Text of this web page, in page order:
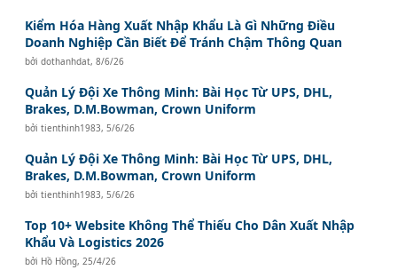
Kiểm Hóa Hàng Xuất Nhập Khẩu Là Gì Những Điều
Doanh Nghiệp Cần Biết Để Tránh Chậm Thông Quan
bởidothanhdat,8/6/26
Quản Lý Đội Xe Thông Minh: Bài Học Từ UPS, DHL,
Brakes, D.M.Bowman, Crown Uniform
bởitienthinh1983, 5/6/26
Quản Lý Đội Xe Thông Minh: Bài Học Từ UPS, DHL,
Brakes, D.M.Bowman, Crown Uniform
bởitienthinh1983, 5/6/26
Top 10+ Website Không Thể Thiếu Cho Dân Xuất Nhập
Khẩu Và Logistics 2026
bởi Hồ Hồng, 25/4/26